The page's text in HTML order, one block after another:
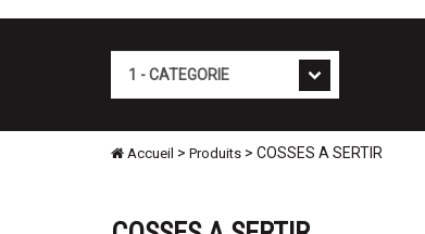
Accueil > Produits > COSSES A SERTIR